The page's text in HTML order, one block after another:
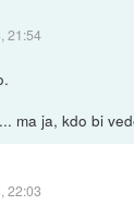
21:54
ma ja, kdo bi
22:03